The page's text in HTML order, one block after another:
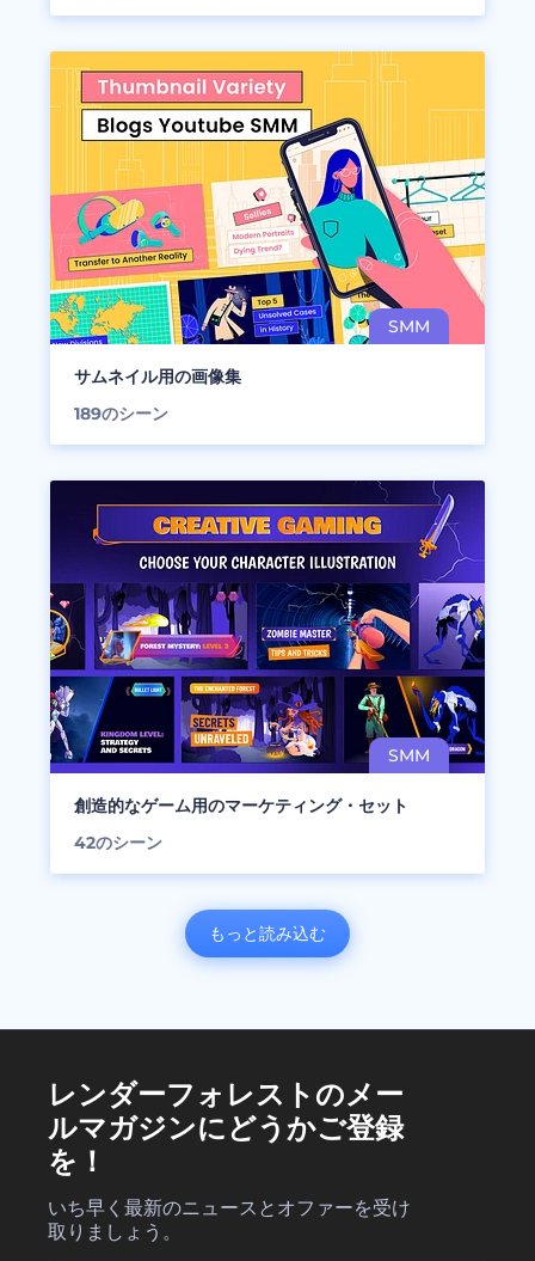
サムネイル用の画像集
189のシーン
創造的なゲーム用のマーケティング・セット
42のシーン
もっと読み込む
レンダーフォレストのメー
ルマガジンにどうかご登録
を！
いち早く最新のニュースとオファーを受け
取りましょう。